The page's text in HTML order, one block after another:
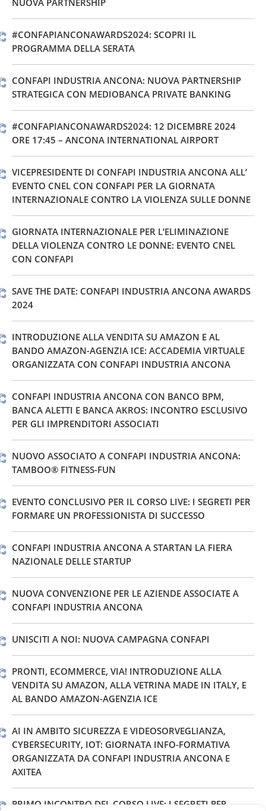
NUOVA PARTNERSHIP
#CONFAPIANCONAWARDS2024: SCOPRI IL
PROGRAMMA DELLA SERATA
CONFAPI INDUSTRIA ANCONA: NUOVA PARTNERSHIP
STRATEGICA CON MEDIOBANCA PRIVATE BANKING
#CONFAPIANCONAWARDS2024: 12 DICEMBRE 2024
ORE 17:45 – ANCONA INTERNATIONAL AIRPORT
VICEPRESIDENTE DI CONFAPI INDUSTRIA ANCONA ALL’
EVENTO CNEL CON CONFAPI PER LA GIORNATA
INTERNAZIONALE CONTRO LA VIOLENZA SULLE DONNE
GIORNATA INTERNAZIONALE PER L’ELIMINAZIONE
DELLA VIOLENZA CONTRO LE DONNE: EVENTO CNEL
CON CONFAPI
SAVE THE DATE: CONFAPI INDUSTRIA ANCONA AWARDS
2024
INTRODUZIONE ALLA VENDITA SU AMAZON E AL
BANDO AMAZON-AGENZIA ICE: ACCADEMIA VIRTUALE
ORGANIZZATA CON CONFAPI INDUSTRIA ANCONA
CONFAPI INDUSTRIA ANCONA CON BANCO BPM,
BANCA ALETTI E BANCA AKROS: INCONTRO ESCLUSIVO
PER GLI IMPRENDITORI ASSOCIATI
NUOVO ASSOCIATO A CONFAPI INDUSTRIA ANCONA:
TAMBOO® FITNESS-FUN
EVENTO CONCLUSIVO PER IL CORSO LIVE: I SEGRETI PER
FORMARE UN PROFESSIONISTA DI SUCCESSO
CONFAPI INDUSTRIA ANCONA A STARTAN LA FIERA
NAZIONALE DELLE STARTUP
NUOVA CONVENZIONE PER LE AZIENDE ASSOCIATE A
CONFAPI INDUSTRIA ANCONA
UNISCITI A NOI: NUOVA CAMPAGNA CONFAPI
PRONTI, ECOMMERCE, VIA! INTRODUZIONE ALLA
VENDITA SU AMAZON, ALLA VETRINA MADE IN ITALY, E
AL BANDO AMAZON-AGENZIA ICE
AI IN AMBITO SICUREZZA E VIDEOSORVEGLIANZA,
CYBERSECURITY, IOT: GIORNATA INFO-FORMATIVA
ORGANIZZATA DA CONFAPI INDUSTRIA ANCONA E
AXITEA
PRIMO INCONTRO DEL CORSO LIVE: I SEGRETI PER